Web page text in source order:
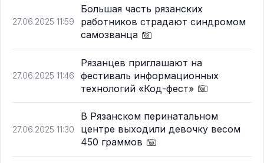
27.06.2025 11:59
Большая часть рязанских
работников страдают синдромом
самозванца
27.06.2025 11:46
Рязанцев приглашают на
фестиваль информационных
технологий «Код-фест»
27.06.2025 11:30
В Рязанском перинатальном
центре выходили девочку весом
450 граммов